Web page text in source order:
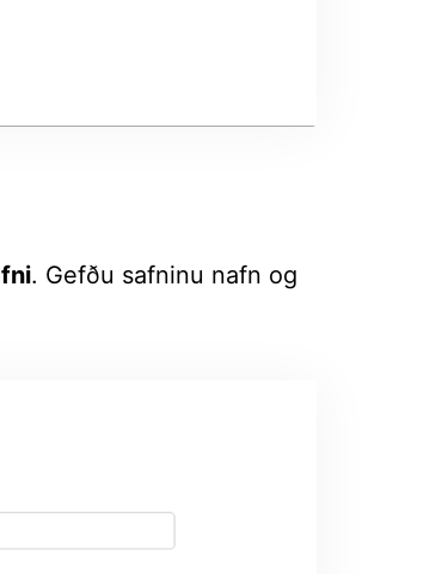
. Gefðu safninu nafn og